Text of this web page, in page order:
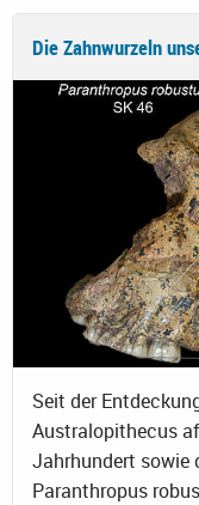
Die Zahnwurzeln
Seit der
Australopithecus
Jahrhundert sowie
Paranthropus